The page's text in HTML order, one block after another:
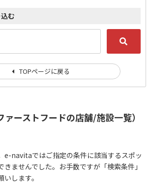
ーストフードの店舗/施設一覧）
e-navitaではご指定の条件に該当するスポッ
きませんでした。お手数ですが「検索条件」
します。
む
TOPページに戻る